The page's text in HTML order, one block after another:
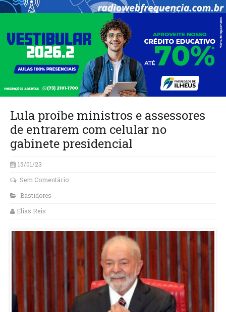
Lula proíbe ministros e assessores
de entrarem com celular no
gabinete presidencial
15/01/23
Sem Comentário
Bastidores
Elias Reis